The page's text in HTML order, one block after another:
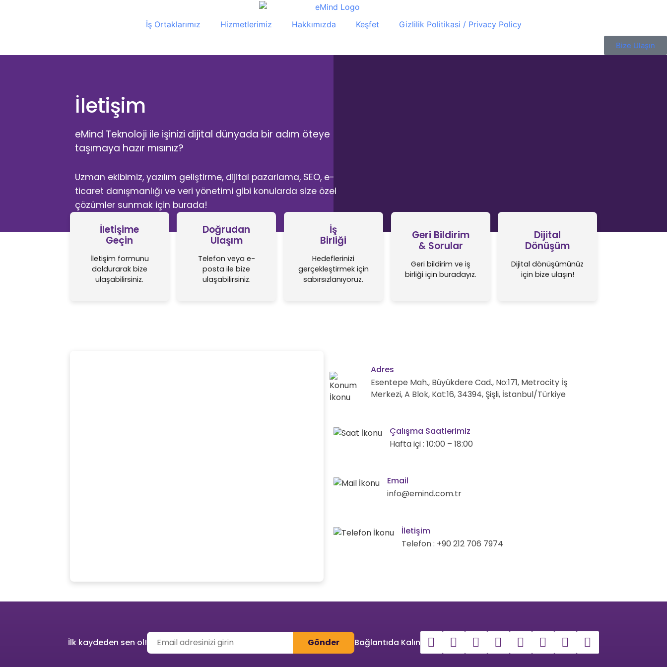
İş Ortaklarımız Hizmetlerimiz Hakkımızda Keşfet Gizlilik Politikasi / Privacy Policy
Bize Ulaşın
İletişim
eMind Teknoloji ile işinizi dijital dünyada bir adım öteye
taşımaya hazır mısınız?
Uzman ekibimiz, yazılım geliştirme, dijital pazarlama, SEO, e-
ticaret danışmanlığı ve veri yönetimi gibi konularda size özel
çözümler sunmak için burada!
İletişime
Geçin
İletişim formunu
doldurarak bize
ulaşabilirsiniz.
Doğrudan
Ulaşım
Telefon veya e-
posta ile bize
ulaşabilirsiniz.
İş
Birliği
Hedeflerinizi
gerçekleştirmek için
sabırsızlanıyoruz.
Geri Bildirim
& Sorular
Geri bildirim ve iş
birliği için buradayız.
Dijital
Dönüşüm
Dijital dönüşümünüz
için bize ulaşın!
Adres
Esentepe Mah., Büyükdere Cad., No:171, Metrocity İş
Merkezi, A Blok, Kat:16, 34394, Şişli, İstanbul/Türkiye
Çalışma Saatlerimiz
Hafta içi : 10:00 – 18:00
Email
info@emind.com.tr
İletişim
Telefon : +90 212 706 7974
İlk kaydeden sen ol! Gönder Bağlantıda Kalın